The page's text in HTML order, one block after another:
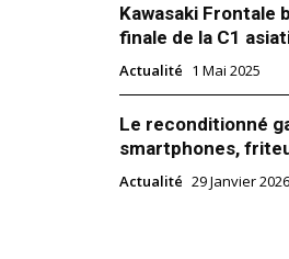
Kawasaki Frontale
finale de la C1
Actualité 1 Mai 2025
Le reconditionné
smartphones,
Actualité 29 Janvier 2026